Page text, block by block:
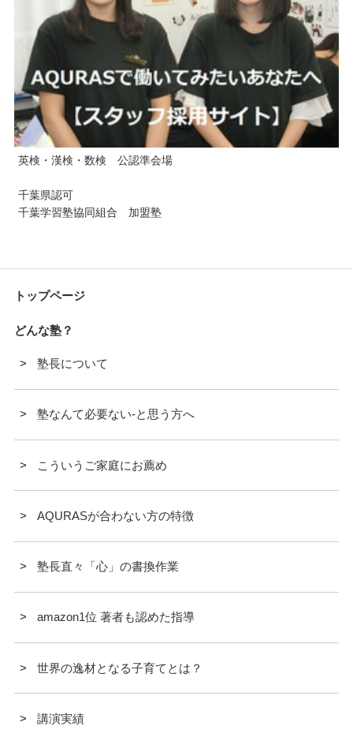
英検・漢検・数検 公認準会場
千葉県認可
千葉学習塾協同組合 加盟塾
トップページ
どんな塾？
塾長について
塾なんて必要ない-と思う方へ
こういうご家庭にお薦め
AQURASが合わない方の特徴
塾長直々「心」の書換作業
amazon1位 著者も認めた指導
世界の逸材となる子育てとは？
講演実績